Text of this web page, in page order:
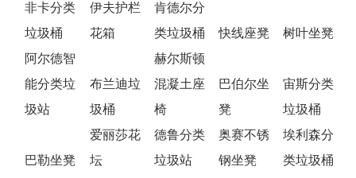
非卡分类
垃圾桶
伊夫护栏
花箱
肯德尔分
类垃圾桶
快线座凳
树叶坐凳
阿尔德智
能分类垃
圾站
布兰迪垃
圾桶
赫尔斯顿
混凝土座
椅
巴伯尔坐
凳
宙斯分类
垃圾桶
巴勒坐凳
爱丽莎花
坛
德鲁分类
垃圾站
奥赛不锈
钢坐凳
埃利森分
类垃圾桶